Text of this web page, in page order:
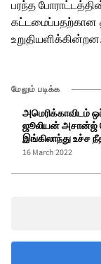
பரந்த
கட்டமைப்பதற்கான
மேலும் படிக்க
அமெரிக்காவிடம்
ஜூலியன் அசான்ஜ்
இங்கிலாந்து உச்ச
16 March 2022